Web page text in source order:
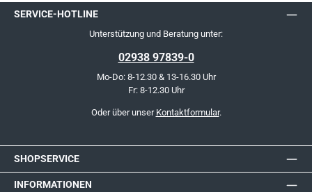
SERVICE-HOTLINE
Unterstützung und Beratung unter:
02938 97839-0
Mo-Do: 8-12.30 & 13-16.30 Uhr
Fr: 8-12.30 Uhr
Oder über unser Kontaktformular.
SHOPSERVICE
INFORMATIONEN